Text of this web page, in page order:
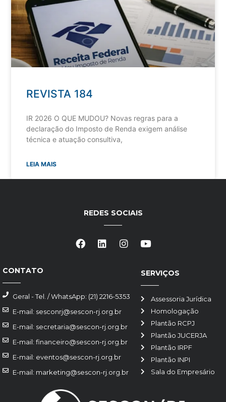
REVISTA 184
IR 2026 O QUE MUDOU? Novas regras para a
declaração do Imposto de Renda exigem análise
técnica e atuação consultiva,
LEIA MAIS
SERVIÇOS
Assessoria Jurídica
Homologação
Plantão RCPJ
Plantão JUCERJA
Plantão IRPF
Plantão INPI
Sala do Empresário
CONTATO
Geral - Tel. / WhatsApp: (21) 2216-5353
E-mail: sesconrj@sescon-rj.org.br
E-mail: secretaria@sescon-rj.org.br
E-mail: financeiro@sescon-rj.org.br
E-mail: eventos@sescon-rj.org.br
E-mail: marketing@sescon-rj.org.br
REDES SOCIAIS